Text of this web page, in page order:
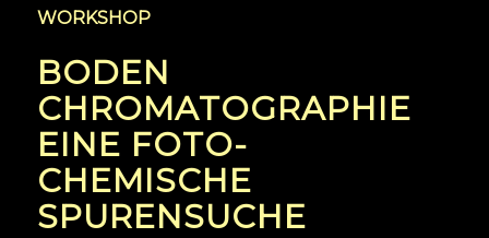
WORKSHOP
BODEN
CHROMATOGRAPHIE
EINE FOTO-
CHEMISCHE
SPURENSUCHE